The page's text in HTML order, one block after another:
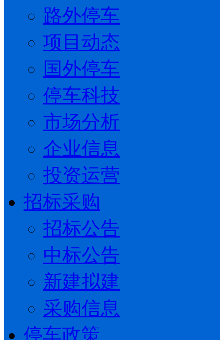
路外停车
项目动态
国外停车
停车科技
市场分析
企业信息
投资运营
招标采购
招标公告
中标公告
新建拟建
采购信息
停车政策